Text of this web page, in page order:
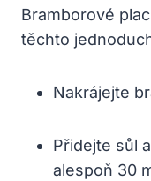
Bramborové
těchto
Nakrájejte
Přidejte sůl
alespoň 30